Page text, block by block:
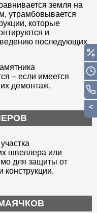
земля на
утрамбовывается
которые
и
последующих
– если имеется
демонтаж.
швеллера или
для защиты от
конструкции.